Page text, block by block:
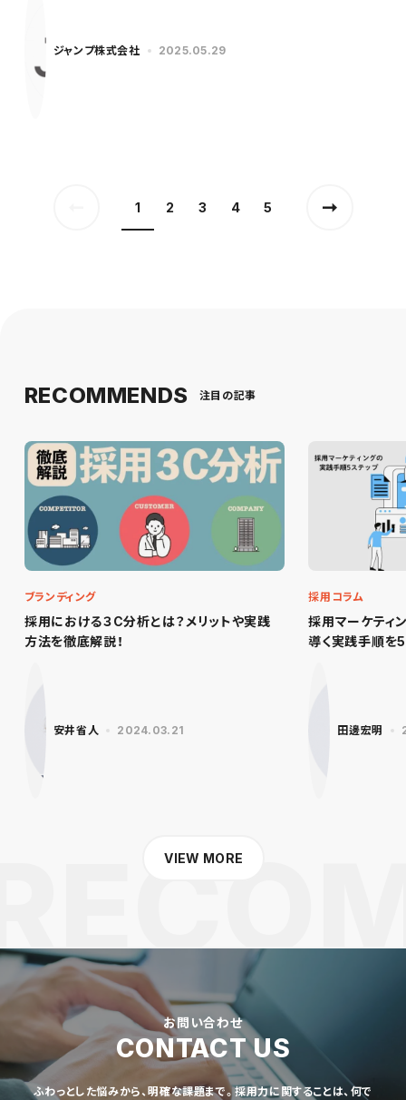
ジャンプ株式会社 2025.05.29
1 2 3 4 5
RECOMMENDS 注目の記事
採用における３C分析とは？メリットや実践
方法を徹底解説！
ブランディング
安井省人 2024.03.21
採用マーケティ
導く実践手順を
採用コラム
田邊宏明
VIEW MORE
お問い合わせ
CONTACT US
ふわっとした悩みから、明確な課題まで。採用力に関することは、何で